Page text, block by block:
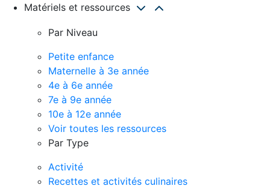
Matériels et ressources
Par Niveau
Petite enfance
Maternelle à 3e année
4e à 6e année
7e à 9e année
10e à 12e année
Voir toutes les ressources
Par Type
Activité
Recettes et activités culinaires